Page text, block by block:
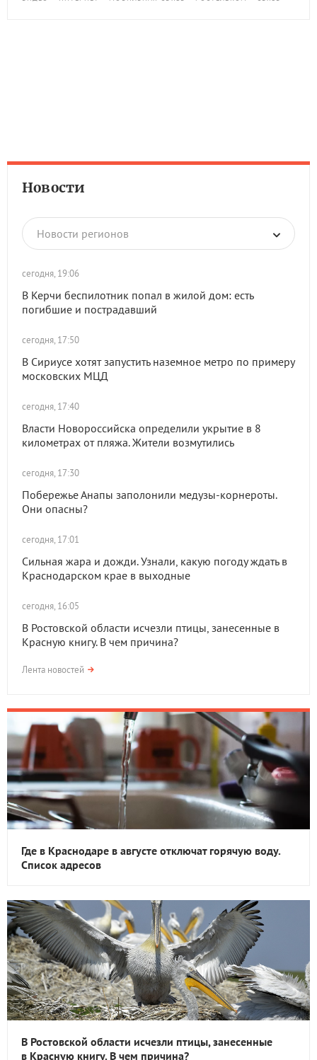
Новости
Новости регионов
сегодня, 19:06
В Керчи беспилотник попал в жилой дом: есть
погибшие и пострадавший
сегодня, 17:50
В Сириусе хотят запустить наземное метро по примеру
московских МЦД
сегодня, 17:40
Власти Новороссийска определили укрытие в 8
километрах от пляжа. Жители возмутились
сегодня, 17:30
Побережье Анапы заполонили медузы-корнероты.
Они опасны?
сегодня, 17:01
Сильная жара и дожди. Узнали, какую погоду ждать в
Краснодарском крае в выходные
сегодня, 16:05
В Ростовской области исчезли птицы, занесенные в
Красную книгу. В чем причина?
Лента новостей
Где в Краснодаре в августе отключат горячую воду.
Список адресов
В Ростовской области исчезли птицы, занесенные
в Красную книгу. В чем причина?